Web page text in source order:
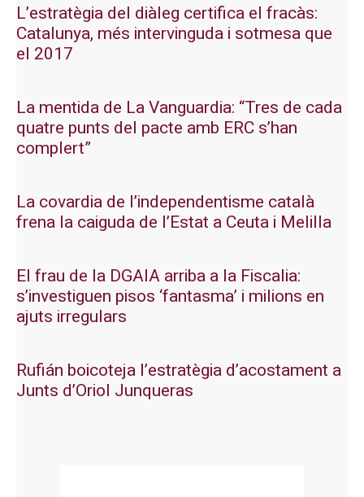
L’estratègia del diàleg certifica el fracàs:
Catalunya, més intervinguda i sotmesa que
el 2017
La mentida de La Vanguardia: “Tres de cada
quatre punts del pacte amb ERC s’han
complert”
La covardia de l’independentisme català
frena la caiguda de l’Estat a Ceuta i Melilla
El frau de la DGAIA arriba a la Fiscalia:
s’investiguen pisos ‘fantasma’ i milions en
ajuts irregulars
Rufián boicoteja l’estratègia d’acostament a
Junts d’Oriol Junqueras